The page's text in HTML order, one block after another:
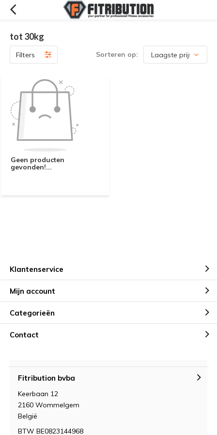
tot 30kg
Filters Sorteren op:
Geen producten
gevonden!...
Klantenservice
Mijn account
Categorieën
Contact
Fitribution bvba
Keerbaan 12
2160 Wommelgem
België
BTW BE0823144968